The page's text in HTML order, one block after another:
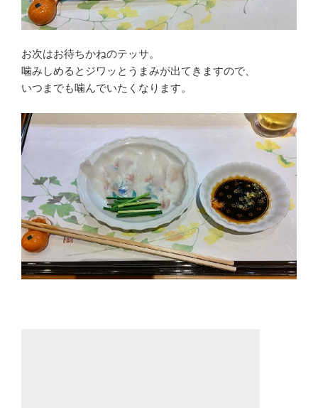
お次はお待ちかねのテッサ。
噛みしめるとジワッとうまみが出てきますので、
いつまでも噛んでいたくなります。